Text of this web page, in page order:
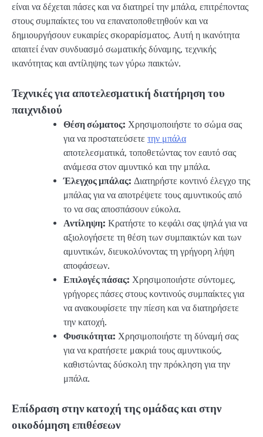
είναι να δέχεται πάσες και να διατηρεί την μπάλα, επιτρέποντας
στους συμπαίκτες του να επανατοποθετηθούν και να
δημιουργήσουν ευκαιρίες σκοραρίσματος. Αυτή η ικανότητα
απαιτεί έναν συνδυασμό σωματικής δύναμης, τεχνικής
ικανότητας και αντίληψης των γύρω παικτών.
Τεχνικές για αποτελεσματική διατήρηση του
παιχνιδιού
Θέση σώματος: Χρησιμοποιήστε το σώμα σας
για να προστατεύσετε την μπάλα
αποτελεσματικά, τοποθετώντας τον εαυτό σας
ανάμεσα στον αμυντικό και την μπάλα.
Έλεγχος μπάλας: Διατηρήστε κοντινό έλεγχο της
μπάλας για να αποτρέψετε τους αμυντικούς από
το να σας αποσπάσουν εύκολα.
Αντίληψη: Κρατήστε το κεφάλι σας ψηλά για να
αξιολογήσετε τη θέση των συμπαικτών και των
αμυντικών, διευκολύνοντας τη γρήγορη λήψη
αποφάσεων.
Επιλογές πάσας: Χρησιμοποιήστε σύντομες,
γρήγορες πάσες στους κοντινούς συμπαίκτες για
να ανακουφίσετε την πίεση και να διατηρήσετε
την κατοχή.
Φυσικότητα: Χρησιμοποιήστε τη δύναμή σας
για να κρατήσετε μακριά τους αμυντικούς,
καθιστώντας δύσκολη την πρόκληση για την
μπάλα.
Επίδραση στην κατοχή της ομάδας και στην
οικοδόμηση επιθέσεων